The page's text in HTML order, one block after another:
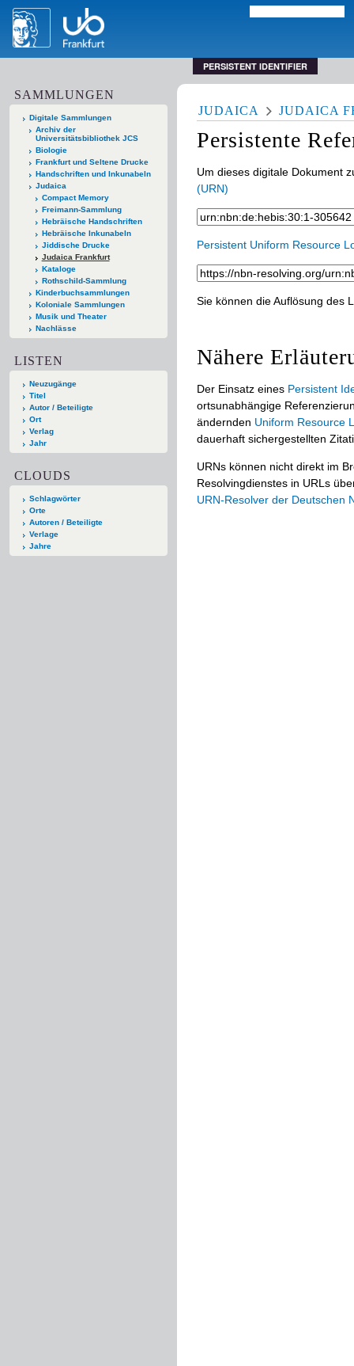
PERSISTENT IDENTIFIER
SAMMLUNGEN
Digitale Sammlungen
Archiv der
Universitätsbibliothek JCS
Biologie
Frankfurt und Seltene Drucke
Handschriften und Inkunabeln
Judaica
Compact Memory
Freimann-Sammlung
Hebräische Handschriften
Hebräische Inkunabeln
Jiddische Drucke
Judaica Frankfurt
Kataloge
Rothschild-Sammlung
Kinderbuchsammlungen
Koloniale Sammlungen
Musik und Theater
Nachlässe
LISTEN
Neuzugänge
Titel
Autor / Beteiligte
Ort
Verlag
Jahr
CLOUDS
Schlagwörter
Orte
Autoren / Beteiligte
Verlage
Jahre
JUDAICA JUDAICA
Persistente
Um dieses digitale Dokument
(URN)
Persistent Uniform Resource
Sie können die Auflösung des
Nähere
Der Einsatz eines Persistent
ortsunabhängige
ändernden Uniform Resource
dauerhaft sichergestellten
URNs können nicht direkt im
Resolvingdienstes in URLs
URN-Resolver der Deutschen